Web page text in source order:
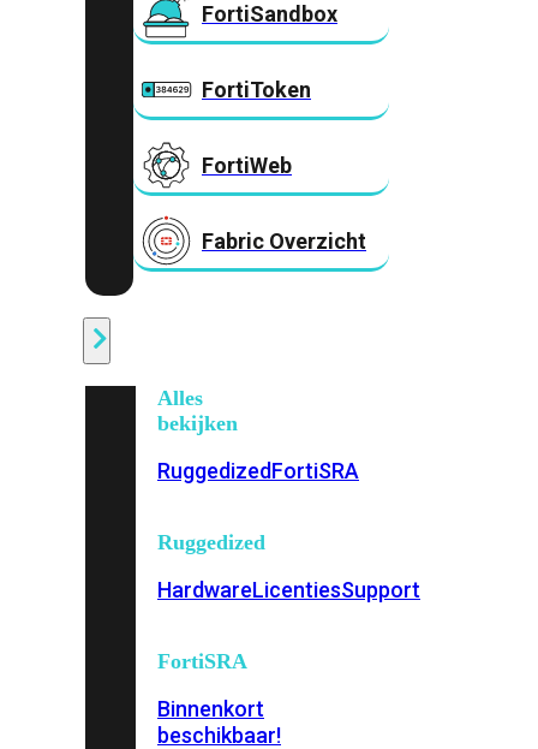
FortiSandbox
FortiToken
FortiWeb
Fabric Overzicht
Alles
bekijken
RuggedizedFortiSRA
Ruggedized
HardwareLicentiesSupport
FortiSRA
Binnenkort
beschikbaar!